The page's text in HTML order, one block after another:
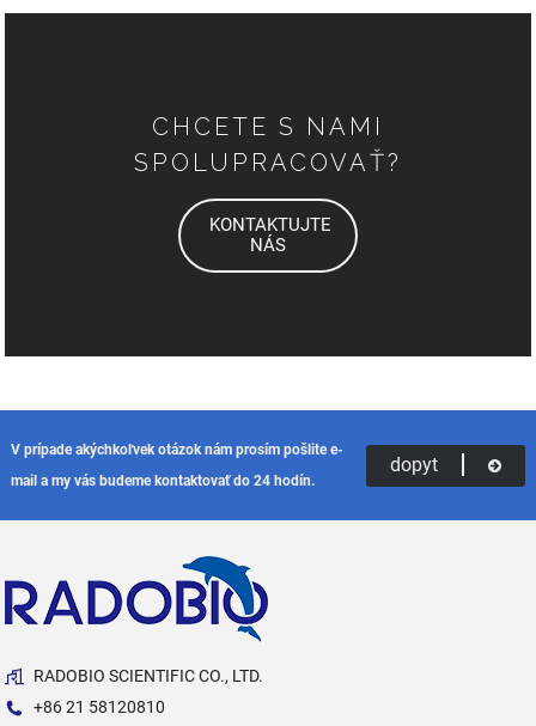
CHCETE S NAMI
SPOLUPRACOVAŤ?
KONTAKTUJTE
NÁS
V prípade akýchkoľvek otázok nám prosím pošlite e-
mail a my vás budeme kontaktovať do 24 hodín.
dopyt
RADOBIO SCIENTIFIC CO., LTD.
+86 21 58120810